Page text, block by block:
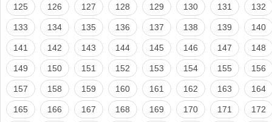
125 126 127 128 129 130 131 132
133 134 135 136 137 138 139 140
141 142 143 144 145 146 147 148
149 150 151 152 153 154 155 156
157 158 159 160 161 162 163 164
165 166 167 168 169 170 171 172